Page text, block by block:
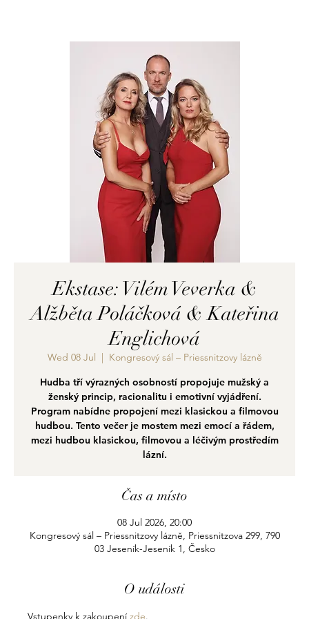
Ekstase: Vilém Veverka &
Alžběta Poláčková & Kateřina
Englichová
Wed 08 Jul
  |
Kongresový sál – Priessnitzovy lázně
Hudba tří výrazných osobností propojuje mužský a
ženský princip, racionalitu i emotivní vyjádření.
Program nabídne propojení mezi klasickou a filmovou
hudbou. Tento večer je mostem mezi emocí a řádem,
mezi hudbou klasickou, filmovou a léčivým prostředím
lázní.
Čas a místo
08 Jul 2026, 20:00
Kongresový sál – Priessnitzovy lázně, Priessnitzova 299, 790
03 Jeseník-Jeseník 1, Česko
O události
Vstupenky k zakoupení zde.